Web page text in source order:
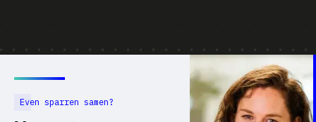
Even sparren samen?